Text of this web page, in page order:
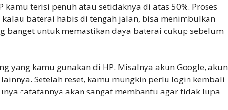
kamu terisi penuh atau setidaknya di atas 50%. Proses
baterai habis di tengah jalan, bisa menimbulkan
banget untuk memastikan daya baterai cukup sebelum
yang kamu gunakan di HP. Misalnya akun Google, akun
Setelah reset, kamu mungkin perlu login kembali
catatannya akan sangat membantu agar tidak lupa